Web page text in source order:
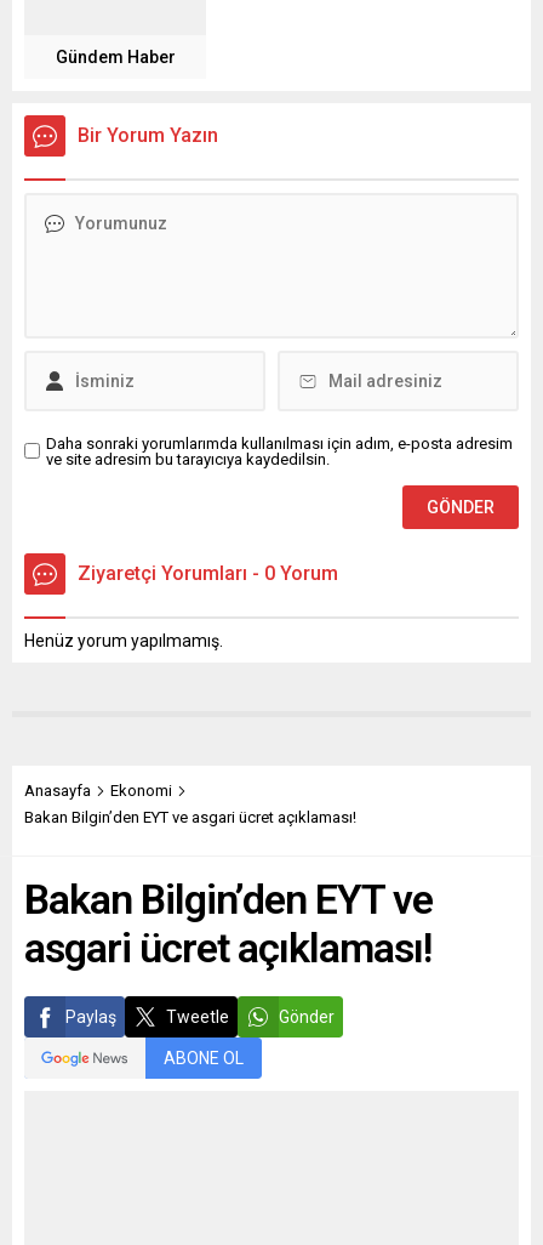
Gündem Haber
Bir Yorum Yazın
Daha sonraki yorumlarımda kullanılması için adım, e-posta adresim
ve site adresim bu tarayıcıya kaydedilsin.
Ziyaretçi Yorumları - 0 Yorum
Henüz yorum yapılmamış.
Anasayfa
Ekonomi
Bakan Bilgin’den EYT ve asgari ücret açıklaması!
Bakan Bilgin’den EYT ve
asgari ücret açıklaması!
Paylaş Tweetle Gönder
ABONE OL